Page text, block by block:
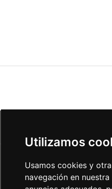
Utilizamos
Usamos cookies y
navegación en
Siguénos en las redes